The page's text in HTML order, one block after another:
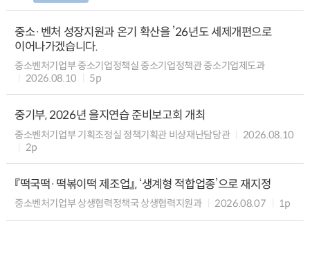
중소·벤처 성장지원과 온기 확산을 ’26년도 세제개편으로
이어나가겠습니다.
중소벤처기업부 중소기업정책실 중소기업정책관 중소기업제도과
2026.08.10
5p
중기부, 2026년 을지연습 준비보고회 개최
중소벤처기업부 기획조정실 정책기획관 비상재난담당관
2026.08.10
2p
『떡국떡·떡볶이떡 제조업』, ‘생계형 적합업종’으로 재지정
중소벤처기업부 상생협력정책국 상생협력지원과 2026.08.07 1p